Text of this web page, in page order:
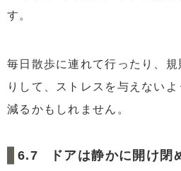
す。
毎日散歩に連れて行ったり、
りして、ストレスを与えない
減るかもしれません。
ドアは静かに開け閉